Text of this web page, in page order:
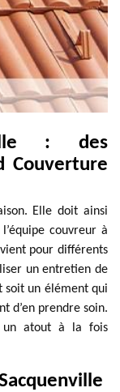
: des
Couverture
Elle doit ainsi
couvreur à
pour différents
un entretien de
soit un élément qui
d’en prendre soin.
un atout à la fois